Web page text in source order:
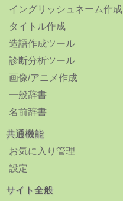
イングリッシュネーム作成
タイトル作成
造語作成ツール
診断分析ツール
画像/アニメ作成
一般辞書
名前辞書
共通機能
お気に入り管理
設定
サイト全般